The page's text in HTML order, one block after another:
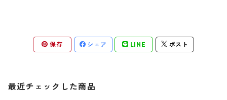
保存 シェア LINE ポスト
最近チェックした商品